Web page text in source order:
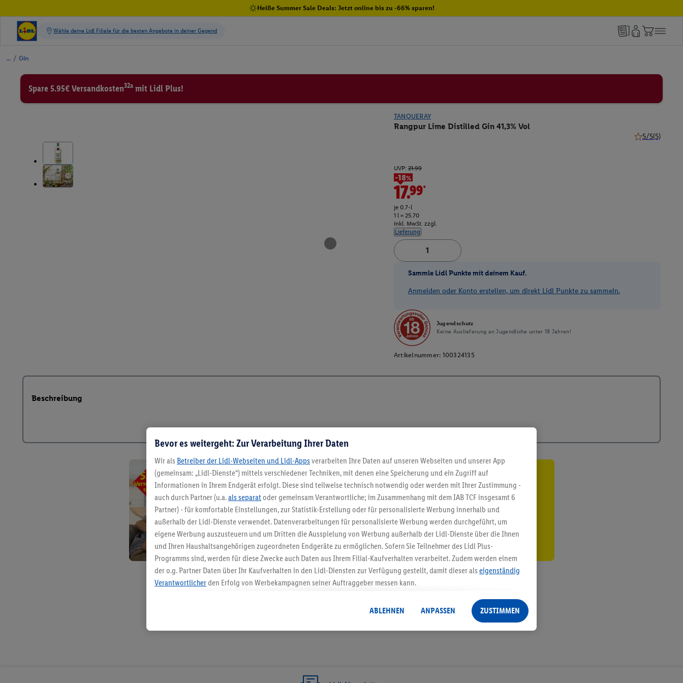
Heiße Summer Sale Deals: Jetzt online bis zu -66% sparen!
/ Gin
Spare 5.95€ Versandkosten32a mit Lidl Plus!
TANQUERAY
Rangpur Lime Distilled Gin 41,3% Vol
5/5(5)
UVP: 21.99
-18%
17.99*
je 0.7-l
1 l = 25.70
inkl. MwSt. zzgl.
Lieferung
Sammle Lidl Punkte mit deinem Kauf.
Anmelden oder Konto erstellen, um direkt Lidl Punkte zu sammeln.
Jugendschutz
Keine Auslieferung an Jugendliche unter 18 Jahren!
Artikelnummer: 100324135
Beschreibung
5.95 € Versand sparen³²ᵃ
Jetzt zum Newsletter anmelden
Gutschein sichern!
Bevor es weitergeht: Zur Verarbeitung Ihrer Daten
Wir als Betreiber der Lidl-Webseiten und Lidl-Apps verarbeiten Ihre Daten auf unseren Webseiten und unserer App
(gemeinsam: „Lidl-Dienste“) mittels verschiedener Techniken, mit denen eine Speicherung und ein Zugriff auf
Informationen in Ihrem Endgerät erfolgt. Diese sind teilweise technisch notwendig oder werden mit Ihrer Zustimmung -
auch durch Partner (u.a.als separat oder gemeinsam Verantwortliche; im Zusammenhang mit dem IAB TCF insgesamt 6
Partner) - für komfortable Einstellungen, zur Statistik-Erstellung oder für personalisierte Werbung innerhalb und
außerhalb der Lidl-Dienste verwendet. Datenverarbeitungen für personalisierte Werbung werden durchgeführt, um
eigene Werbung auszusteuern und um Dritten die Ausspielung von Werbung außerhalb der Lidl-Dienste über die Ihnen
und Ihren Haushaltsangehörigen zugeordneten Endgeräte zu ermöglichen. Sofern Sie Teilnehmer des Lidl Plus-
Programms sind, werden für diese Zwecke auch Daten aus Ihrem Filial-Kaufverhalten verarbeitet. Zudem werden einem
der o.g. Partner Daten über Ihr Kaufverhalten in den Lidl-Diensten zur Verfügung gestellt, damit dieser als eigenständig
Verantwortlicherden Erfolg von Werbekampagnen seiner Auftraggeber messen kann.
angereicherten Profilen. Dies umfasst die Zusammenführung von Daten (z.B. über Ihre Nutzung der Lidl-Dienste, Ihr
Kaufverhalten in den Lidl-Diensten, Informationen aus Ihrem Kundenkonto - z.B. Alter oder Geschlecht - sowie Ihre
genauen Standortdaten) auch über verschiedene Endgeräte und Lidl-Dienste hinweg einschließlich dem Speichern von
Sicherung und Optimierung dieser Werbeausspielungen.
ABLEHNEN ANPASSEN ZUSTIMMEN